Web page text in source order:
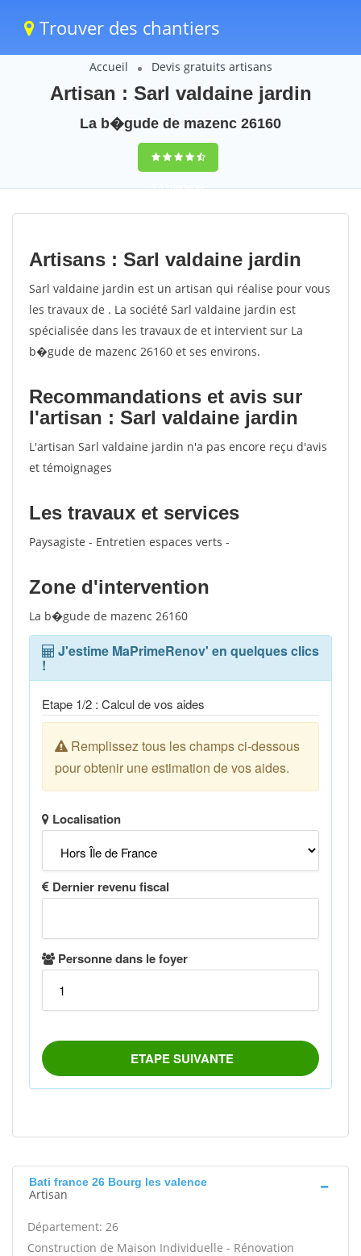
Trouver des chantiers
Accueil Devis gratuits artisans
Artisan : Sarl valdaine jardin
La b�gude de mazenc 26160
9,5(100%)62
votes
Artisans : Sarl valdaine jardin
Sarl valdaine jardin est un artisan qui réalise pour vous
les travaux de . La société Sarl valdaine jardin est
spécialisée dans les travaux de et intervient sur La
b�gude de mazenc 26160 et ses environs.
Recommandations et avis sur
l'artisan : Sarl valdaine jardin
L'artisan Sarl valdaine jardin n'a pas encore reçu d'avis
et témoignages
Les travaux et services
Paysagiste - Entretien espaces verts -
Zone d'intervention
La b�gude de mazenc 26160
Bati france 26 Bourg les valence
Artisan
Département: 26
Construction de Maison Individuelle - Rénovation